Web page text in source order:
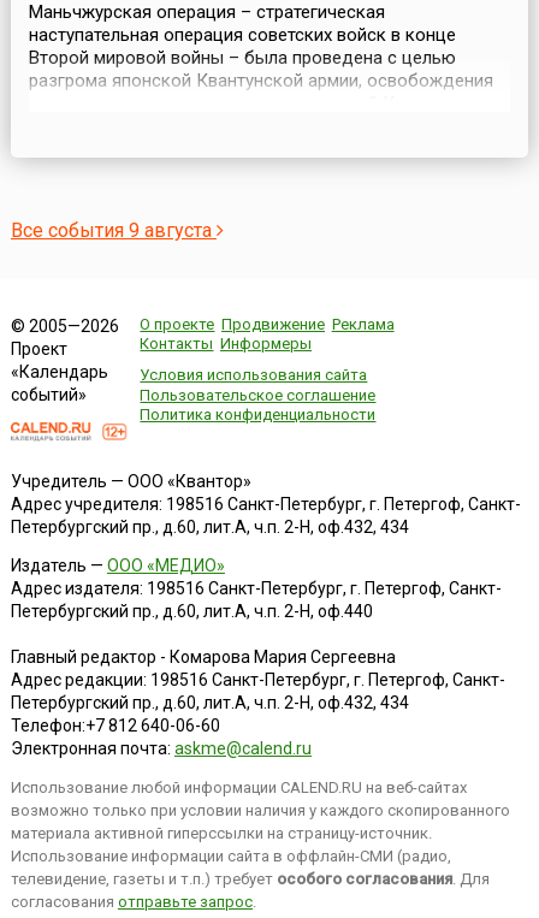
Маньчжурская операция – стратегическая
наступательная операция советских войск в конце
Второй мировой войны – была проведена с целью
разгрома японской Квантунской армии, освобождения
Все события 9 августа
© 2005—2026
Проект
«Календарь
событий»
О проекте Продвижение Реклама
Контакты Информеры
Условия использования сайта
Пользовательское соглашение
Политика конфиденциальности
Учредитель — ООО «Квантор»
Адрес учредителя: 198516 Санкт-Петербург, г. Петергоф, Санкт-
Петербургский пр., д.60, лит.А, ч.п. 2-Н, оф.432, 434
Издатель — ООО «МЕДИО»
Адрес издателя: 198516 Санкт-Петербург, г. Петергоф, Санкт-
Петербургский пр., д.60, лит.А, ч.п. 2-Н, оф.440
Главный редактор - Комарова Мария Сергеевна
Адрес редакции: 198516 Санкт-Петербург, г. Петергоф, Санкт-
Петербургский пр., д.60, лит.А, ч.п. 2-Н, оф.432, 434
Телефон:+7 812 640-06-60
Электронная почта: askme@calend.ru
Использование любой информации CALEND.RU на веб-сайтах
возможно только при условии наличия у каждого скопированного
материала активной гиперссылки на страницу-источник.
Использование информации сайта в оффлайн-СМИ (радио,
телевидение, газеты и т.п.) требует особого согласования. Для
согласования отправьте запрос.